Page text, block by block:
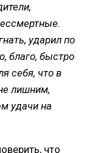
ударил по
благо, быстро
себя, что в
лишним,
удачи на
что